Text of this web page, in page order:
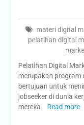
materi digital
pelatihan digital
Pelatihan Digital
merupakan program
bertujuan untuk
jobseeker di dunia
mereka
Read more